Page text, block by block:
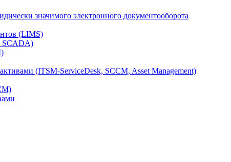
значимого электронного документооборота
(LIMS)
SCADA)
(ITSM-ServiceDesk, SCCM, Asset Management)